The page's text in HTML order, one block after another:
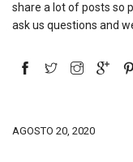
share a lot of posts so
ask us questions and
AGOSTO 20, 2020